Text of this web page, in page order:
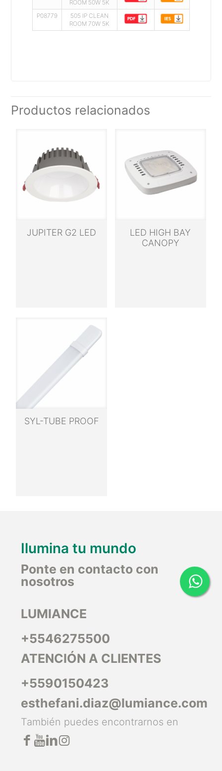
ROOM 50W 5K
P08779
505 IP CLEAN
ROOM 70W 5K
Productos relacionados
JUPITER G2 LED
LED HIGH BAY
CANOPY
SYL-TUBE PROOF
Ilumina tu mundo
Ponte en contacto con
nosotros
LUMIANCE
+5546275500
ATENCIÓN A CLIENTES
+5590150423
esthefani.diaz@lumiance.com
También puedes encontrarnos en